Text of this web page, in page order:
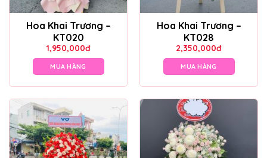
Hoa Khai Trương –
KT020
1,950,000đ
MUA HÀNG
Hoa Khai Trương –
KT028
2,350,000đ
MUA HÀNG